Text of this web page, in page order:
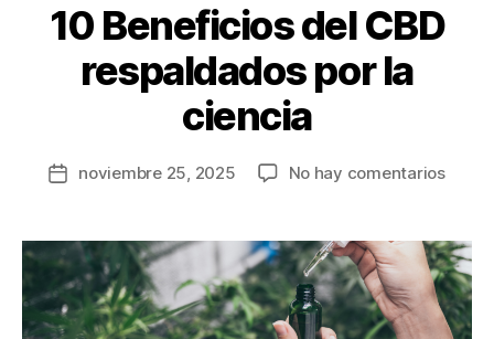
10 Beneficios del CBD
respaldados por la
ciencia
noviembre 25, 2025 No hay comentarios